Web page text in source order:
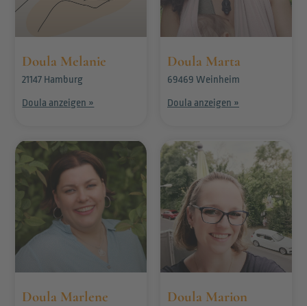
Doula Melanie
21147 Hamburg
Doula anzeigen »
Doula Marta
69469 Weinheim
Doula anzeigen »
Doula Marlene Doula Marion